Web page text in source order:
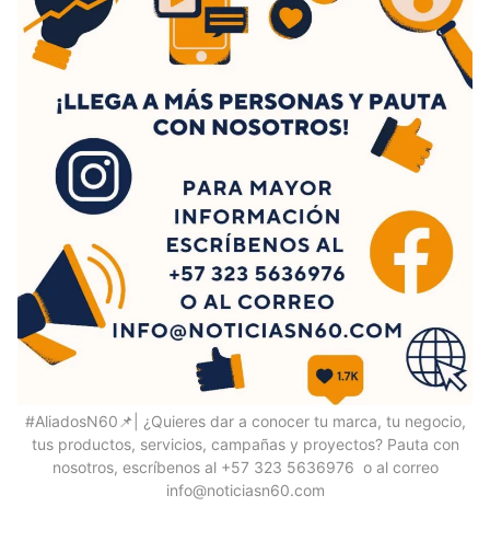
#AliadosN60📌| ¿Quieres dar a conocer tu marca, tu negocio,
tus productos, servicios, campañas y proyectos? Pauta con
nosotros, escríbenos al +57 323 5636976 o al correo
info@noticiasn60.com